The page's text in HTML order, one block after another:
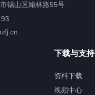
制冷循环器
单元
锡山区翰林路55号
下载与支持
资料下载
视频中心